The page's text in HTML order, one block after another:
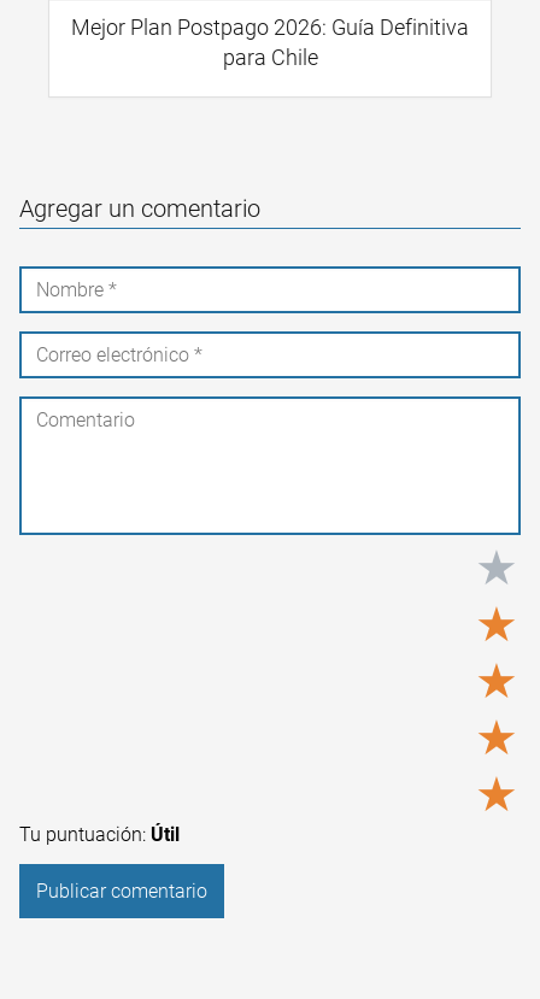
Mejor Plan Postpago 2026: Guía Definitiva
para Chile
Agregar un comentario
★
★
★
★
★
Tu puntuación: Útil